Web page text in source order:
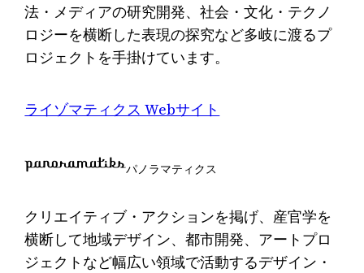
法・メディアの研究開発、社会・文化・テクノ
ロジーを横断した表現の探究など多岐に渡るプ
ロジェクトを手掛けています。
ライゾマティクス Webサイト
パノラマティクス
クリエイティブ・アクションを掲げ、産官学を
横断して地域デザイン、都市開発、アートプロ
ジェクトなど幅広い領域で活動するデザイン・